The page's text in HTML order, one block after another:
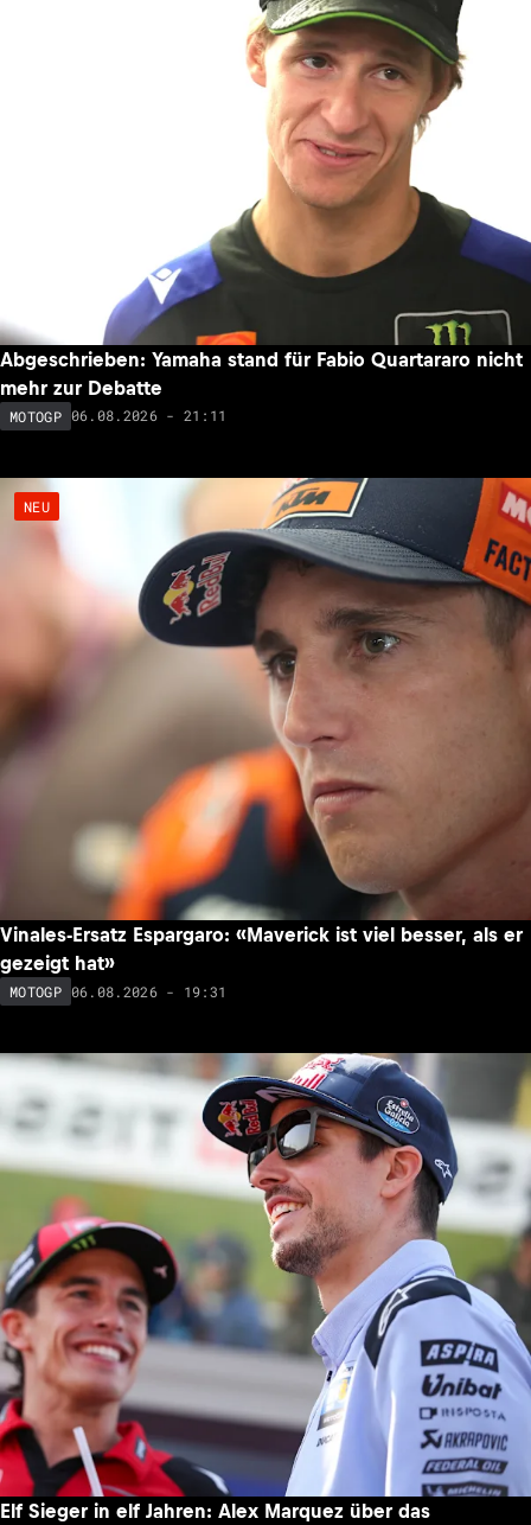
Abgeschrieben: Yamaha stand für Fabio Quartararo nicht
mehr zur Debatte
MOTOGP 06.08.2026 - 21:11
NEU
Vinales-Ersatz Espargaro: «Maverick ist viel besser, als er
gezeigt hat»
MOTOGP 06.08.2026 - 19:31
Elf Sieger in elf Jahren: Alex Marquez über das